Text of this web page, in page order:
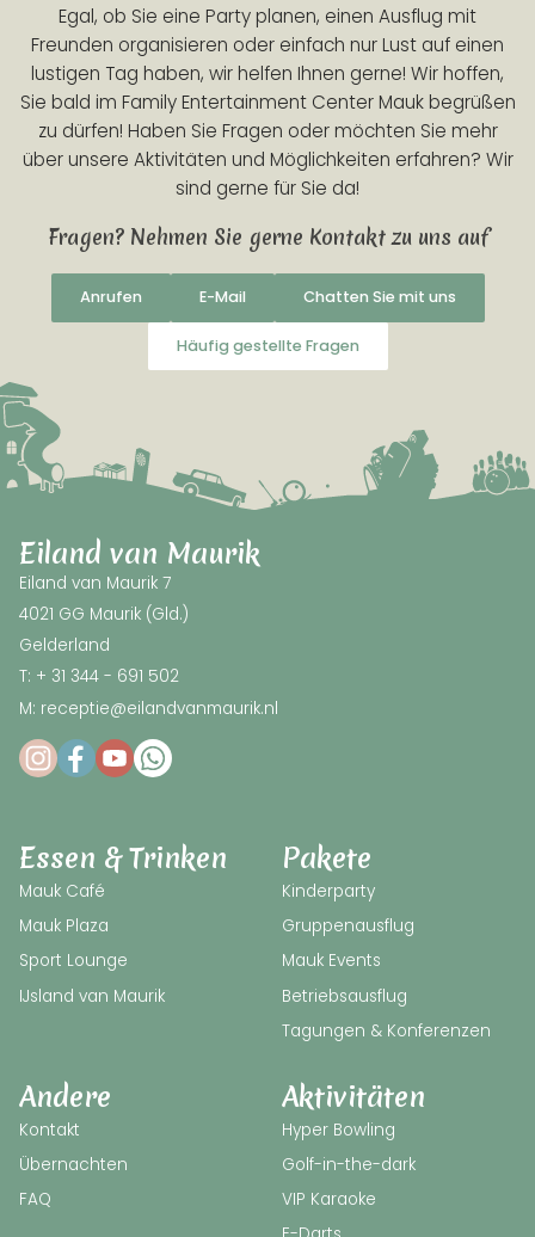
Egal, ob Sie eine Party planen, einen Ausflug mit
Freunden organisieren oder einfach nur Lust auf einen
lustigen Tag haben, wir helfen Ihnen gerne! Wir hoffen,
Sie bald im Family Entertainment Center Mauk begrüßen
zu dürfen! Haben Sie Fragen oder möchten Sie mehr
über unsere Aktivitäten und Möglichkeiten erfahren? Wir
sind gerne für Sie da!
Fragen? Nehmen Sie gerne Kontakt zu uns auf
Anrufen E-Mail Chatten Sie mit uns
Häufig gestellte Fragen
Eiland van Maurik
Eiland van Maurik 7
4021 GG Maurik (Gld.)
Gelderland
T: + 31 344 - 691 502
M: receptie@eilandvanmaurik.nl
Aktivitäten
Hyper Bowling
Golf-in-the-dark
VIP Karaoke
Essen & Trinken
Mauk Café
Mauk Plaza
Sport Lounge
IJsland van Maurik
Pakete
Kinderparty
Gruppenausflug
Mauk Events
Betriebsausflug
Tagungen & Konferenzen
Andere
Kontakt
Übernachten
FAQ